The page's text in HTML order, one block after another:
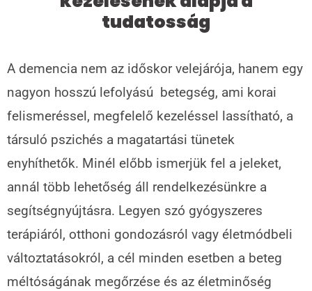
tudatosság
A demencia nem az időskor velejárója, hanem egy
nagyon hosszú lefolyású betegség, ami korai
felismeréssel, megfelelő kezeléssel lassítható, a
társuló pszichés a magatartási tünetek
enyhíthetők. Minél előbb ismerjük fel a jeleket,
annál több lehetőség áll rendelkezésünkre a
segítségnyújtásra. Legyen szó gyógyszeres
terápiáról, otthoni gondozásról vagy életmódbeli
változtatásokról, a cél minden esetben a beteg
méltóságának megőrzése és az életminőség